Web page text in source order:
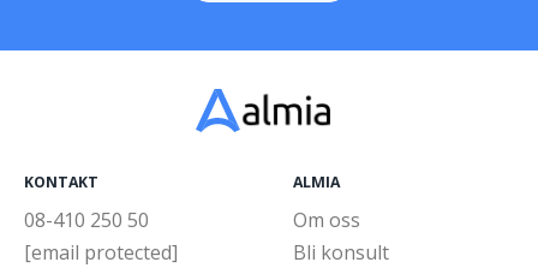
KONTAKT
08-410 250 50
[email protected]
ALMIA
Om oss
Bli konsult